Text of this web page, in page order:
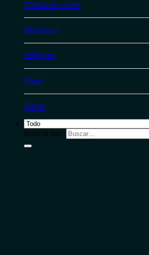
Cintas de correr
Bicicletas
Elípticas
Esquí
Remo
Buscar por: